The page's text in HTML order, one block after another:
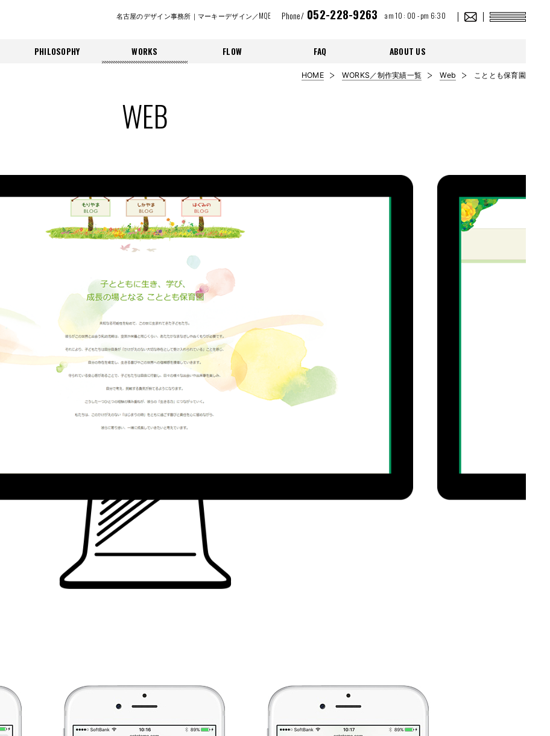
名古屋のデザイン事務所｜マーキーデザイン／MQE Phone/052-228-9263 am 10 : 00 - pm 6:30
PHILOSOPHY WORKS FLOW FAQ ABOUT US
HOME WORKS／制作実績一覧 Web こととも保育園
WEB